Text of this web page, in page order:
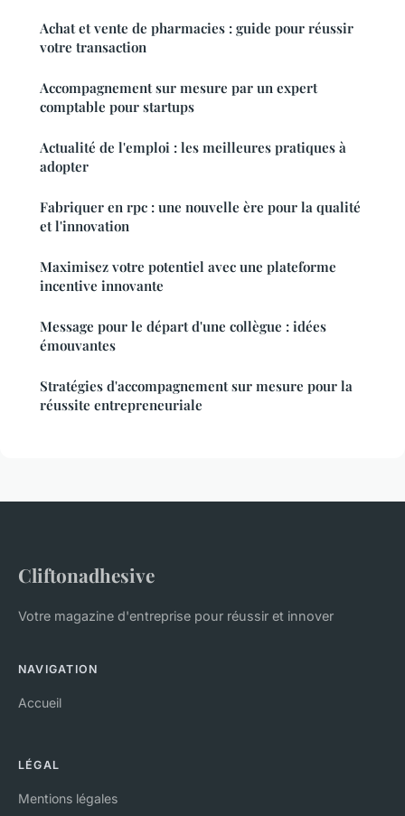
Achat et vente de pharmacies : guide pour réussir
votre transaction
Accompagnement sur mesure par un expert
comptable pour startups
Actualité de l'emploi : les meilleures pratiques à
adopter
Fabriquer en rpc : une nouvelle ère pour la qualité
et l'innovation
Maximisez votre potentiel avec une plateforme
incentive innovante
Message pour le départ d'une collègue : idées
émouvantes
Stratégies d'accompagnement sur mesure pour la
réussite entrepreneuriale
Cliftonadhesive
Votre magazine d'entreprise pour réussir et innover
NAVIGATION
Accueil
LÉGAL
Mentions légales